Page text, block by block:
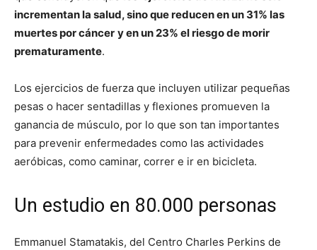
incrementan la salud, sino que reducen en un 31% las
muertes por cáncer y en un 23% el riesgo de morir
prematuramente.
Los ejercicios de fuerza que incluyen utilizar pequeñas
pesas o hacer sentadillas y flexiones promueven la
ganancia de músculo, por lo que son tan importantes
para prevenir enfermedades como las actividades
aeróbicas, como caminar, correr e ir en bicicleta.
Un estudio en 80.000 personas
Emmanuel Stamatakis, del Centro Charles Perkins de